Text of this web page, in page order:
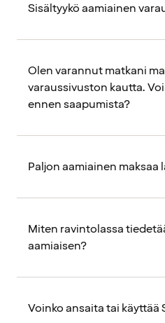
Sisältyykö aamiainen
Olen varannut matkani
varaussivuston kautta.
ennen saapumista?
Paljon aamiainen maksaa
Miten ravintolassa
aamiaisen?
Voinko ansaita tai käyttää